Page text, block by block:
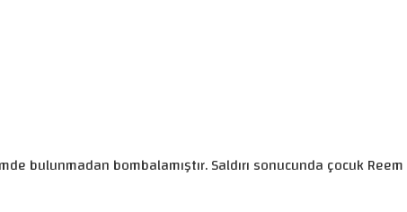
bulunmadan bombalamıştır. Saldırı sonucunda çocuk Reem